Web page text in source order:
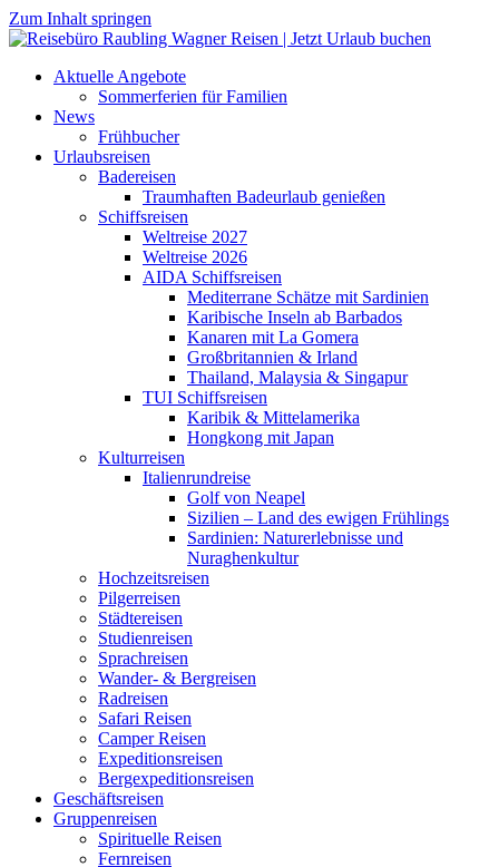
Zum Inhalt springen
Aktuelle Angebote
Sommerferien für Familien
News
Frühbucher
Urlaubsreisen
Badereisen
Traumhaften Badeurlaub genießen
Schiffsreisen
Weltreise 2027
Weltreise 2026
AIDA Schiffsreisen
Mediterrane Schätze mit Sardinien
Karibische Inseln ab Barbados
Kanaren mit La Gomera
Großbritannien & Irland
Thailand, Malaysia & Singapur
TUI Schiffsreisen
Karibik & Mittelamerika
Hongkong mit Japan
Kulturreisen
Italienrundreise
Golf von Neapel
Sizilien – Land des ewigen Frühlings
Sardinien: Naturerlebnisse und
Nuraghenkultur
Hochzeitsreisen
Pilgerreisen
Städtereisen
Studienreisen
Sprachreisen
Wander- & Bergreisen
Radreisen
Safari Reisen
Camper Reisen
Expeditionsreisen
Bergexpeditionsreisen
Geschäftsreisen
Gruppenreisen
Spirituelle Reisen
Fernreisen